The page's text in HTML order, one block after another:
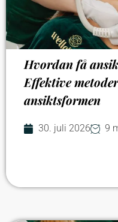
Hvordan få
Effektive
ansiktsformen
30. juli 2026 9